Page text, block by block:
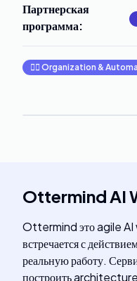
Партнерская
программа:
🧞‍♂️ Organization &
Ottermind AI
Ottermind это agile
встречается с
реальную работу.
построить